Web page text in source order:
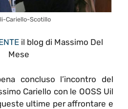
Cariello-Scotillo
il blog di Massimo Del
Mese
concluso l’incontro del
Cariello con le OOSS Uil
ultime per affrontare e